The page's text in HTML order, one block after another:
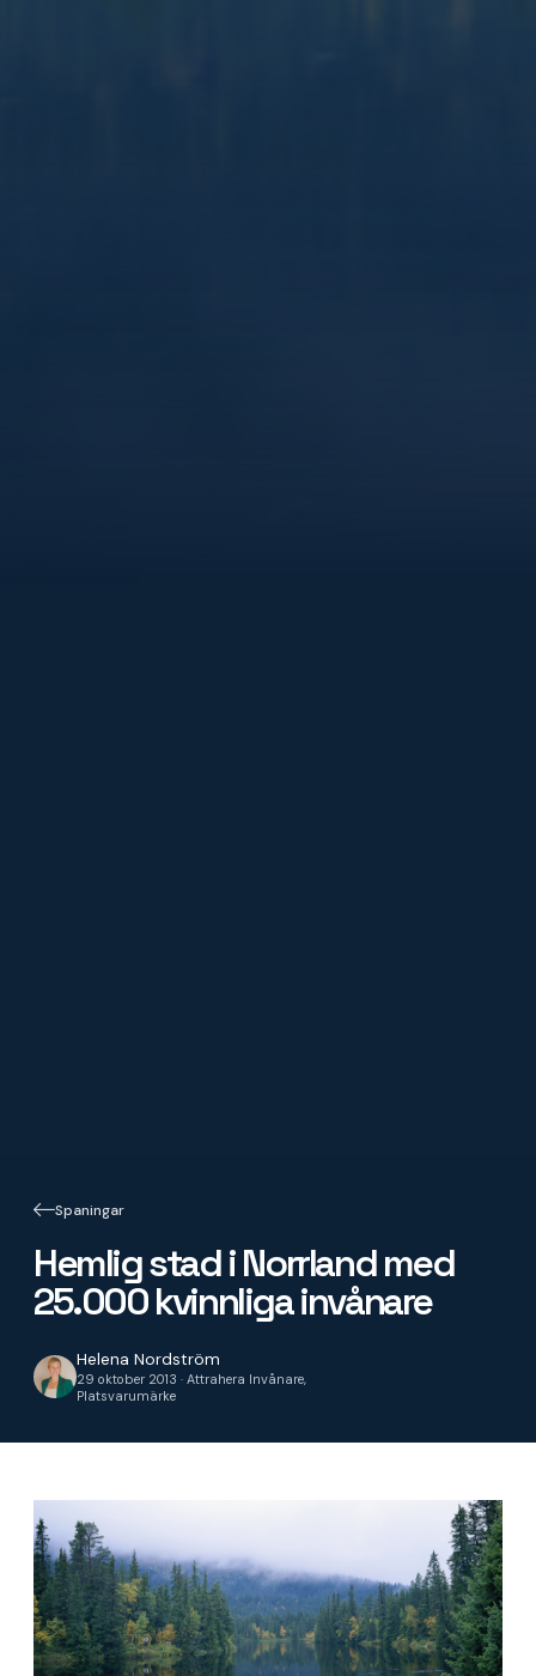
Spaningar
Hemlig stad i Norrland med
25.000 kvinnliga invånare
Helena Nordström
29 oktober 2013 · Attrahera Invånare,
Platsvarumärke